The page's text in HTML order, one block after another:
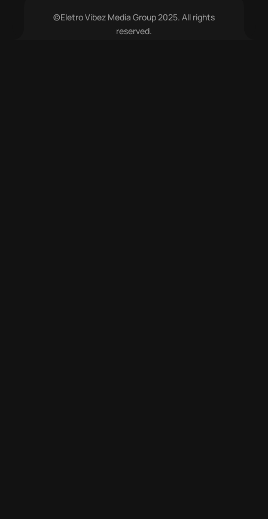
©Eletro Vibez Media Group 2025. All rights
reserved.